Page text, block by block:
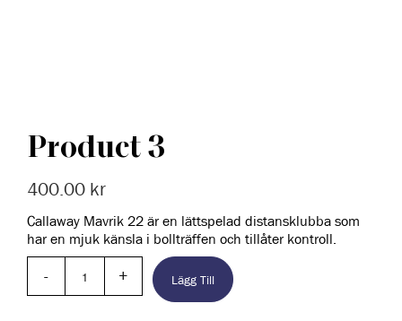
Product 3
400.00 kr
Callaway Mavrik 22 är en lättspelad distansklubba som
har en mjuk känsla i bollträffen och tillåter kontroll.
Lägg Till